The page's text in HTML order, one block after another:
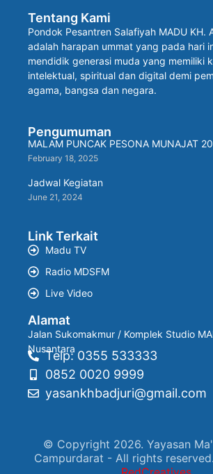
Tentang Kami
Pondok Pesantren Salafiyah MADU KH.
adalah harapan ummat yang pada hari
mendidik generasi muda yang memiliki
intelektual, spiritual dan digital demi
agama, bangsa dan negara.
Pengumuman
MALAM PUNCAK PESONA MUNAJAT
February 18, 2025
Jadwal Kegiatan
June 21, 2024
Link Terkait
Madu TV
Radio MDSFM
Live Video
Alamat
Jalan Sukomakmur / Komplek Studio
Nusantara
Telp: 0355 533333
0852 0020 9999
yasankhbadjuri@gmail.com
© Copyright 2026. Yayasan
Campurdarat - All rights